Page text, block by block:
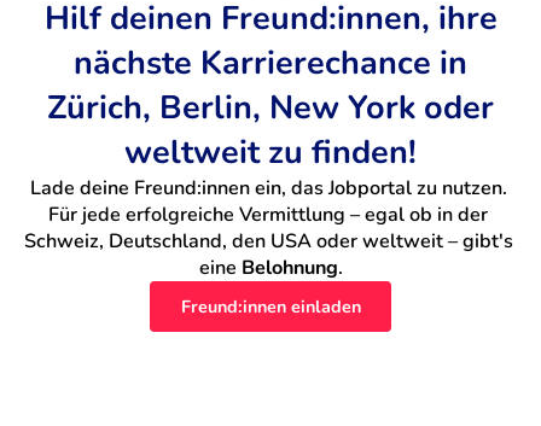
Hilf deinen Freund:innen, ihre
nächste Karrierechance in
Zürich, Berlin, New York oder
weltweit zu finden!
Lade deine Freund:innen ein, das Jobportal zu nutzen.
Für jede erfolgreiche Vermittlung – egal ob in der
Schweiz, Deutschland, den USA oder weltweit – gibt's
eine Belohnung.
Freund:innen einladen